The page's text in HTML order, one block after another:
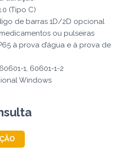
(Tipo C)
de barras 1D/2D opcional
ou pulseiras
à prova d’água e à prova de
1, 60601-1-2
Windows